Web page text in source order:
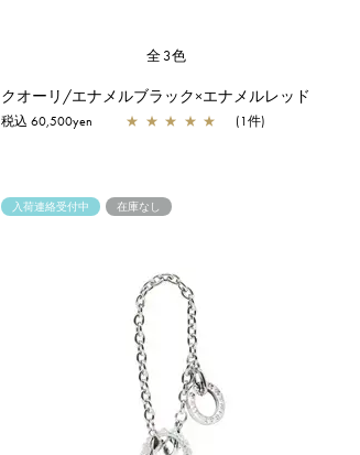
全3色
クオーリ/エナメルブラック×エナメルレッド
税込 60,500yen ★ ★ ★ ★ ★ (1件)
入荷連絡受付中 在庫なし